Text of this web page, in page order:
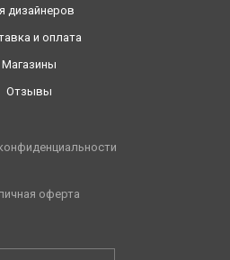
дизайнеров
и оплата
Магазины
Отзывы
оферта